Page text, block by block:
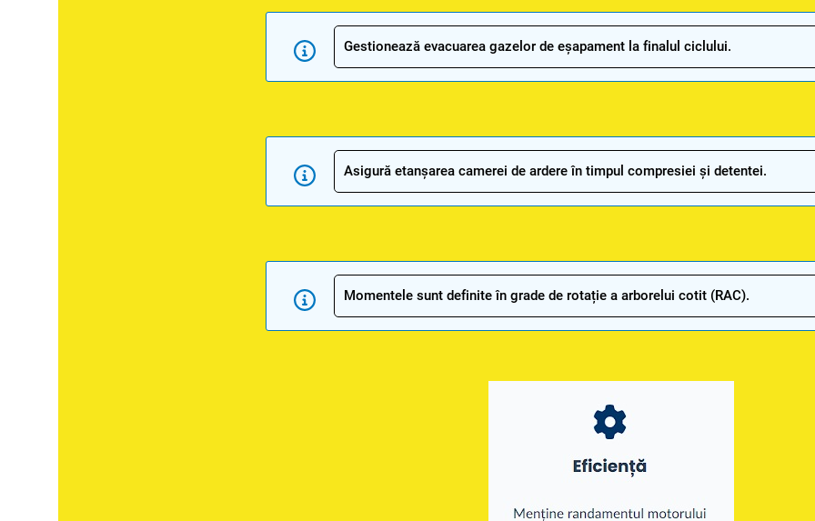
Gestionează evacuarea gazelor de eșapament la finalul ciclului.
Asigură etanșarea camerei de ardere în timpul compresiei și detentei.
Momentele sunt definite în grade de rotație a arborelui cotit (RAC).